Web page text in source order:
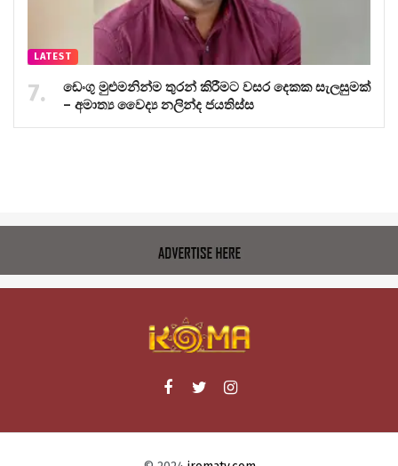
LATEST
ඩෙංගු මුළුමනින්ම තුරන් කිරීමට වසර දෙකක සැලසුමක්
– අමාත්‍ය වෛද්‍ය නලින්ද ජයතිස්ස